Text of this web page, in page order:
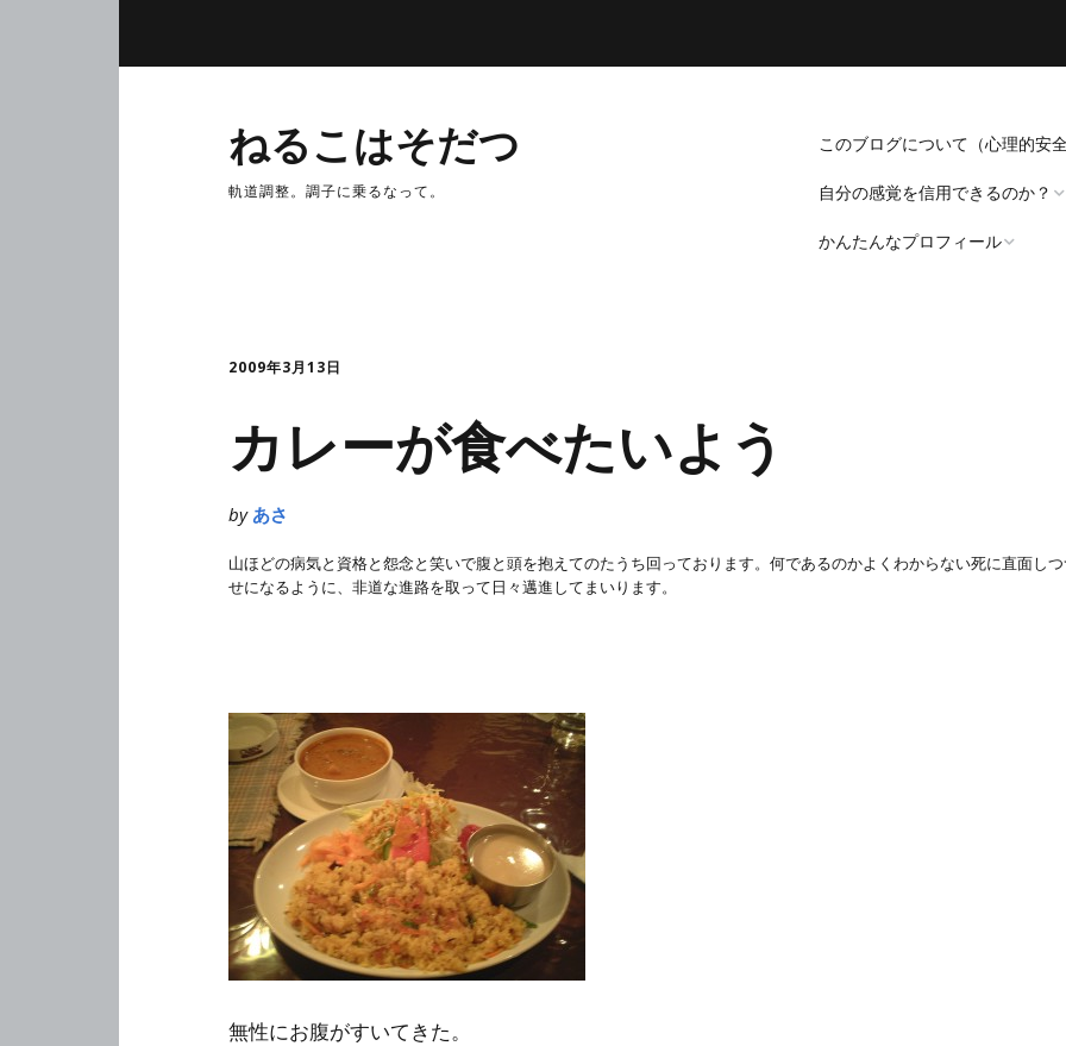
ねるこはそだつ
軌道調整。調子に乗るなって。
このブログについて（心理的安
自分の感覚を信用できるのか？
「死にたい」と思うことについ
かんたんなプロフィール
2009年3月13日
カレーが食べたいよう
by あさ
山ほどの病気と資格と怨念と笑いで腹と頭を抱えてのたうち回っております。何であるのかよくわからない死に直面し
せになるように、非道な進路を取って日々邁進してまいります。
無性にお腹がすいてきた。